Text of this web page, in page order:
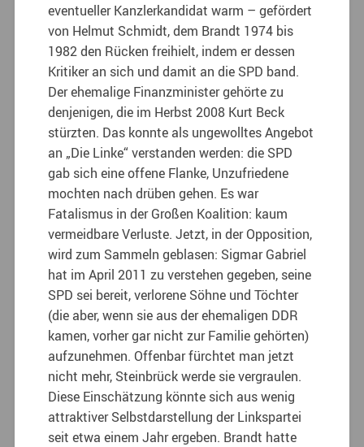
eventueller Kanzlerkandidat warm – gefördert
von Helmut Schmidt, dem Brandt 1974 bis
1982 den Rücken freihielt, indem er dessen
Kritiker an sich und damit an die SPD band.
Der ehemalige Finanzminister gehörte zu
denjenigen, die im Herbst 2008 Kurt Beck
stürzten. Das konnte als ungewolltes Angebot
an „Die Linke“ verstanden werden: die SPD
gab sich eine offene Flanke, Unzufriedene
mochten nach drüben gehen. Es war
Fatalismus in der Großen Koalition: kaum
vermeidbare Verluste. Jetzt, in der Opposition,
wird zum Sammeln geblasen: Sigmar Gabriel
hat im April 2011 zu verstehen gegeben, seine
SPD sei bereit, verlorene Söhne und Töchter
(die aber, wenn sie aus der ehemaligen DDR
kamen, vorher gar nicht zur Familie gehörten)
aufzunehmen. Offenbar fürchtet man jetzt
nicht mehr, Steinbrück werde sie vergraulen.
Diese Einschätzung könnte sich aus wenig
attraktiver Selbstdarstellung der Linkspartei
seit etwa einem Jahr ergeben. Brandt hatte